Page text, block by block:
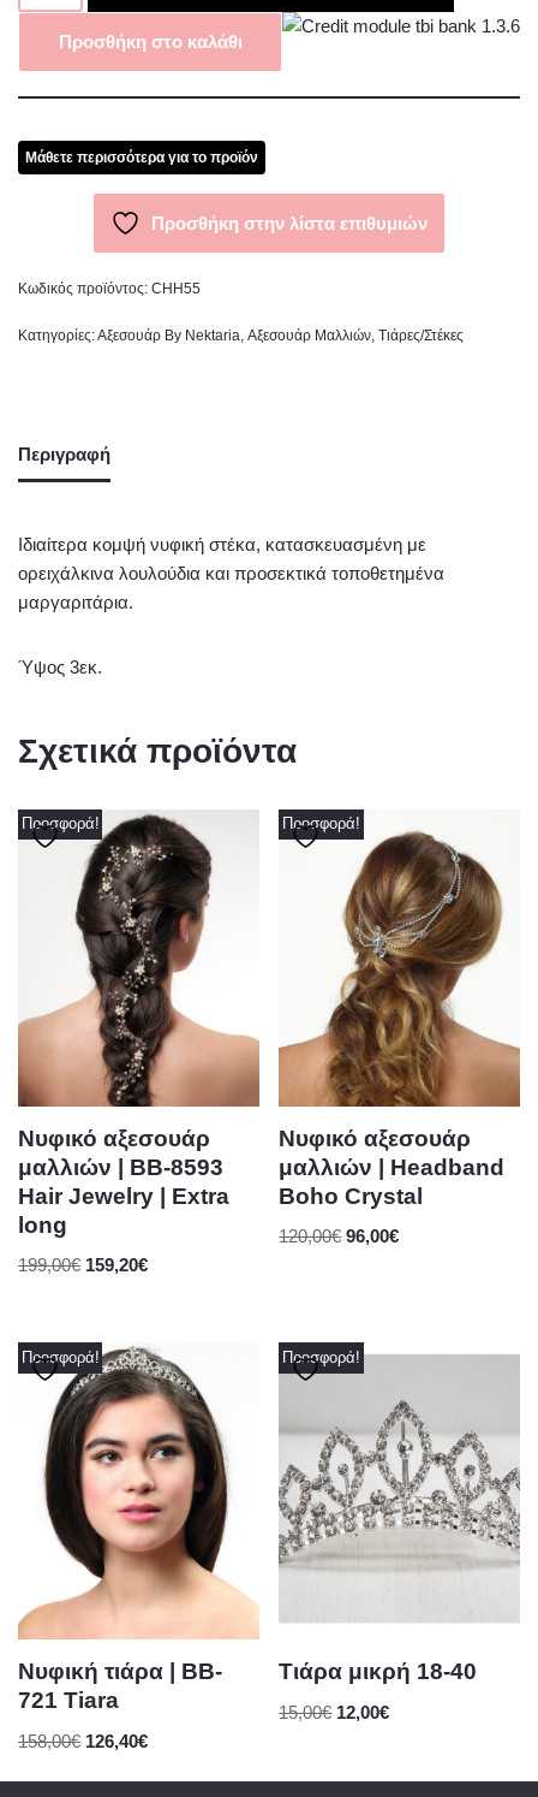
Προσθήκη στο καλάθι
Μάθετε περισσότερα για το προϊόν
Προσθήκη στην λίστα επιθυμιών
Κωδικός προϊόντος: CHH55
Κατηγορίες:Αξεσουάρ By Nektaria, Αξεσουάρ Μαλλιών, Τιάρες/Στέκες
Περιγραφή
Ιδιαίτερα κομψή νυφική στέκα, κατασκευασμένη με
ορειχάλκινα λουλούδια και προσεκτικά τοποθετημένα
μαργαριτάρια.
Ύψος 3εκ.
Σχετικά προϊόντα
Προσφορά!
Νυφικό αξεσουάρ
μαλλιών | BB-8593
Hair Jewelry | Extra
long
199,00€ 159,20€
Προσφορά!
Νυφικό αξεσουάρ
μαλλιών | Headband
Boho Crystal
120,00€ 96,00€
Προσφορά!
Νυφική τιάρα | BB-
721 Tiara
158,00€ 126,40€
Προσφορά!
Τιάρα μικρή 18-40
15,00€ 12,00€